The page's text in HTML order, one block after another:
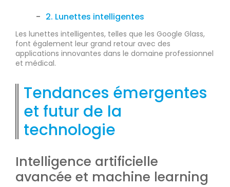
2. Lunettes intelligentes
Les lunettes intelligentes, telles que les Google Glass,
font également leur grand retour avec des
applications innovantes dans le domaine professionnel
et médical.
Tendances émergentes
et futur de la
technologie
Intelligence artificielle
avancée et machine learning